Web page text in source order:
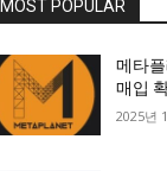
MOST POPULAR
메타
매입
2025년